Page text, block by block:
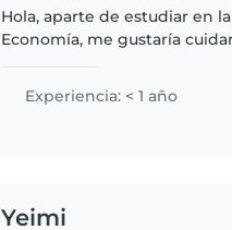
Hola, aparte de estudiar en
Economía, me gustaría
Experiencia: < 1 año
Yeimi